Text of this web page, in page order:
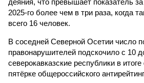
деяния, что превышает показатель
2025-го более чем в три раза, когда
всего 16 человек.
В соседней Северной Осетии число
правонарушителей подскочило с 10
северокавказские республики в
пятёрке общероссийского